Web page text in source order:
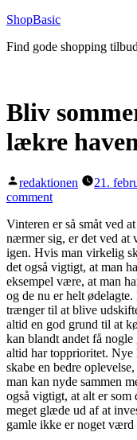
Videre
indhold
ShopBasic
Find gode shopping tilbud
Bliv
lækre
Posted
by
redaktionen 21.
commenton
sommerklar
med
nye
lækre
havemøbler
Vinteren er så småt ved
nærmer sig, er det ved at
igen. Hvis man virkelig
det også vigtigt, at man
eksempel være, at man
og de nu er helt
trænger til at blive
altid en god grund til at
kan blandt andet få nogle
altid har topprioritet.
skabe en bedre
man kan nyde sammen
også vigtigt, at alt er
meget glæde ud af at
gamle ikke er noget